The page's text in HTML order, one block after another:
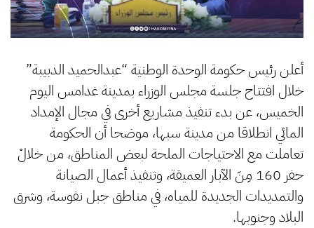
أعلن رئيس حكومة الوحدة الوطنية “عبدالحميد الدبيبة”
خلال افتتاح جلسة مجلس الوزراء بمدينة غدامس اليوم
الخميس، عن بدء تنفيذ مشاريع أخرى في مجال الإمداد
المائي انطلاقا من مدينة سبها، موضحا أن الحكومة
تعاملت مع الاحتياجات الملحة لبعض المناطق، من خلالْ
حفر 160 مِنَ الآبار العميقة، وتنفيذ أعمال الصيانة
والتمديدات الجديدة للمياه، في مناطق جبل نفوسة، وشرق
البلاد وجنوبها.